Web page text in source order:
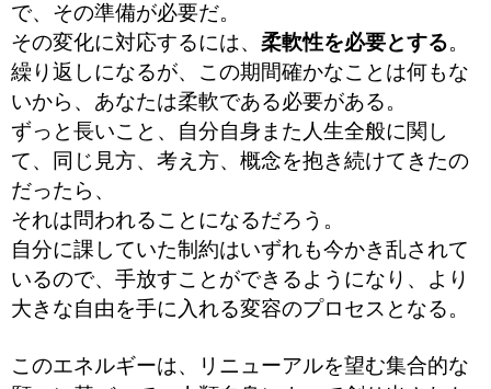
で、その準備が必要だ。
その変化に対応するには、 柔軟性を必要とする。
繰り返しになるが、この期間確かなことは何もな
いから、あなたは柔軟である必要がある。
ずっと長いこと、自分自身また人生全般に関し
て、同じ見方、考え方、概念を抱き続けてきたの
だったら、
それは問われることになるだろう。
自分に課していた制約はいずれも今かき乱されて
いるので、手放すことができるようになり、より
大きな自由を手に入れる変容のプロセスとなる。
このエネルギーは、リニューアルを望む集合的な